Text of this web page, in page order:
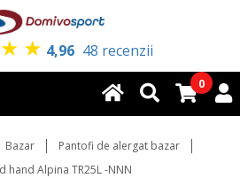
★ ★ 4,96 48 recenzii
0
Bazar
Pantofi de alergat bazar
hand Alpina TR25L -NNN